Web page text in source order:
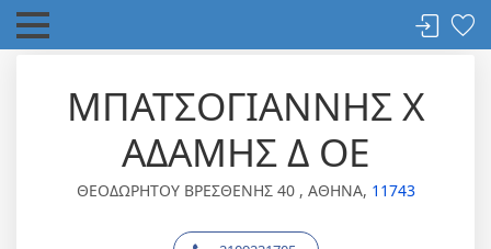
ΜΠΑΤΣΟΓΙΑΝΝΗΣ Χ
ΑΔΑΜΗΣ Δ ΟΕ
ΘΕΟΔΩΡΗΤΟΥ ΒΡΕΣΘΕΝΗΣ 40 , ΑΘΗΝΑ, 11743